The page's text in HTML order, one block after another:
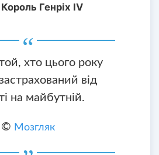
Генріх IV
хто цього року
від
на майбутній.
© Мозгляк